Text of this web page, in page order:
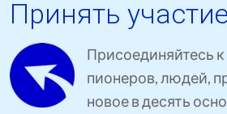
Принять участие
Присоединяйтесь
пионеров, людей,
новое в десять